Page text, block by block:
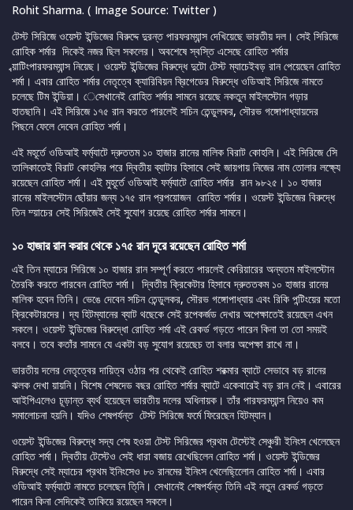
Rohit Sharma. ( Image Source: Twitter )
টেস্ট সিরিজে ওয়েস্ট ইন্ডিজের বিরুদ্দে দুরন্ত পারফরম্যান্স দেখিয়েছে ভারতীয় দল। সেই সিরিজে
রোহিক শর্মার দিকেই নজর ছিল সকলের। অবশেষে স্বস্তি এসেছে রোহিত শর্মার
ব্য়াটিংপারফরম্যান্স নিয়েছ। ওয়েস্ট ইন্ডিজের বিরুদ্ধে দুটো টেস্ট ম্যাচেইবড় রান পেয়েছেন রোহিত
শর্মা। এবার রোহিত শর্মার নেতৃত্বে ক্যারিবিয়ন ব্রিগেডের বিরুদ্ধে ওডিআই সিরিজে নামতে
চলেছে টিম ইন্ডিয়া। েসেখানেই রোহিত শর্মার সামনে রয়েছে নকতুন মাইলস্টোন গড়ার
হাতছানি। এই সিরিজে ১৭৫ রান করতে পারলেই সচিন তেন্ডুলকর, সৌরভ গঙ্গোপাধ্যায়দের
পিছনে ফেলে দেবেন রোহিত শর্মা।
এই মহূর্তে ওডিআই ফর্ম্যাটে দ্রুততম ১০ হাজার রানের মালিক বিরাট কোহলি। এই সিরিজে সেি
তালিকাতেই বিরাট কোহলির পরে দ্বিতীয় ব্যাটার হিসাবে সেই জায়গায় নিজের নাম তোলার লক্ষ্যে
রয়েছেন রোহিত শর্মা। এই মুহূর্তে ওডিআই ফর্ম্যাটে রোহিত শর্মার রান ৯৮২৫। ১০ হাজার
রানের মাইলস্টোন ছোঁয়ার জন্য ১৭৫ রান প্রপয়োজন রোহিত শর্মার। ওয়েস্ট ইন্ডিজের বিরুদ্ধে
তিন ম্য়াচের সেই সিরিজেই সেই সুযোগ রয়েছে রোহিত শর্মার সামনে।
১০ হাজার রান করার থেকে ১৭৫ রান দূরে রয়েছেন রোহিত শর্মা
এই তিন ম্যাচের সিরিজে ১০ হাজার রান সম্পূর্ণ করতে পারলেই কেরিয়ারের অন্যতম মাইলস্টোন
তৈরকি করতে পারবেন রোহিত শর্মা। দ্বিতীয় ক্রিকেটার হিসাবে দ্রুততকম ১০ হাজার রানের
মালিক হবেন তিনি। ভেঙে দেবেন সচিন তেন্ডুলকর, সৌরভ গঙ্গোপাধ্যায় এবং রিকি পন্টিংয়ের মতো
ক্রিকেটারদের। দ্য হিটম্যানের ব্যাট থছেকে সেই রপেকর্জড দেখার অপেক্ষাতেই রয়েছেন এখন
সকলে। ওয়েস্ট ইন্ডিজের বিরুদ্ধো রোহিত শর্মা এই রেকর্ড গড়তে পারেন কিনা তা তো সময়ই
বলবে। তবে কতাঁর সামনে যে একটা বড় সুযোগ রয়েছেচ তা বলার অপেক্ষা রাখে না।
ভারতীয় দলের নেতৃত্বের দায়িত্ব ওঠার পর থেকেই রোহিত শরক্মার ব্যাটে সেভাবে বড় রানের
ঝলক দেখা য়ায়নি। বিশেষ শেষদেড বছর রোহিত শর্মার ব্যাটে একেবারেই বড় রান নেই। এবারের
আইপিএলেও চূড়ান্ত ব্যর্থ হয়েছেন ভারতীয় দলের অধিনায়ক। তাঁর পারফরম্যান্স নিয়েও কম
সমালোচনা হয়নি। যদিও শেষপর্যন্ত টেস্ট সিরিজে ফর্মে ফিরেছেন হিটম্যান।
ওয়েস্ট ইন্ডিজের বিরুদ্ধে সদ্য শেষ হওয়া টেস্ট সিরিজের প্রথম টেস্টেই সেঞ্চুরী ইনিংস খেলেছেন
রোহিত শর্মা। দ্বিতীয় টেস্টেও সেই ধারা বজায় রেখেছিলেন রোহিত শর্মা। ওয়েস্ট ইন্ডিজের
বিরুদ্ধে সেই ম্যাচের প্রথম ইনিংসেও ৮০ রানমের ইনিংস খেলেছি্লেোন রোহিত শর্মা। এবার
ওডিআই ফর্ম্যাটে নামতে চলেছেন তি্নি। সেখানেই শেষপর্যন্ত তিনি এই নতুন রেকর্ড গড়তে
পারেন কিনা সেদিকেই তাকিয়ে রয়েছেন সকলে।